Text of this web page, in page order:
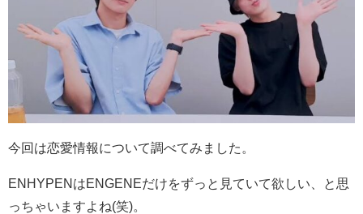
今回は恋愛情報について調べてみました。
ENHYPENはENGENEだけをずっと見ていて欲しい、と思
っちゃいますよね(笑)。